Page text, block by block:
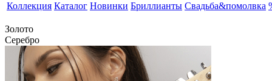
Коллекция Каталог Новинки Бриллианты Свадьба&помолвка
Золото
Серебро